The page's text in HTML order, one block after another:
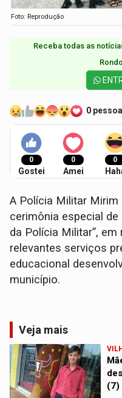
Foto: Reprodução
Receba todas as
0
0
Gostei
0
Amei
0
A Polícia Militar Mirim
cerimônia especial de
da Polícia Militar”,
relevantes serviços
educacional
município.
Veja mais
(7)